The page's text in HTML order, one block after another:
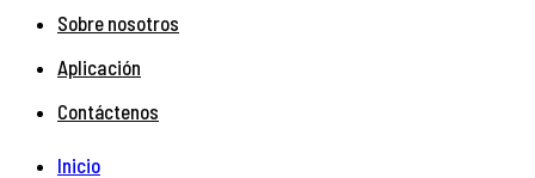
Sobre nosotros
Aplicación
Contáctenos
Inicio